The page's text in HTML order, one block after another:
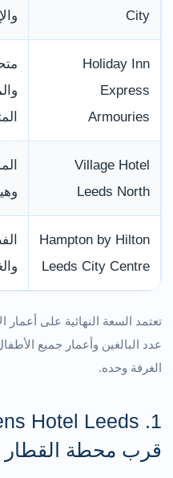
City
Holiday Inn
Express
Armouries
Village Hotel
Leeds North
Hampton by Hilton
Leeds City Centre
تعتمد السعة النهائية على أعمار
عدد البالغين وأعمار جميع
الغرفة وحده.
قرب محطة القطار